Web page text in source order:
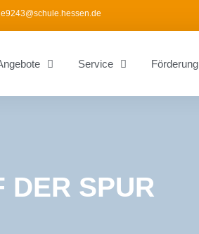
Service Förderung
DER SPUR